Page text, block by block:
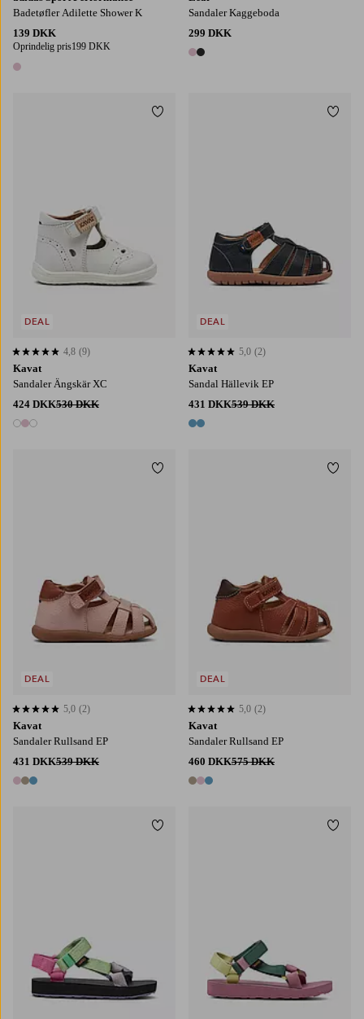
Badetøfler Adilette Shower K
139 DKK
Oprindelig pris199 DKK
1 farve
Sandaler Kaggeboda
299 DKK
2 farver
Kavat
Sandaler Ängskär XC
424 DKK530 DKK
3 farver
4,8 baseret på 9 bedømmelser
4,8 (9)
DEAL
Tilføj til favoritter
Kavat
Sandal Hällevik EP
431 DKK539 DKK
2 farver
5,0 baseret på 2 bedømmelser
5,0 (2)
DEAL
Kavat
Sandaler Rullsand EP
431 DKK539 DKK
3 farver
5,0 baseret på 2 bedømmelser
5,0 (2)
DEAL
Tilføj til favoritter
Kavat
Sandaler Rullsand EP
460 DKK575 DKK
3 farver
5,0 baseret på 2 bedømmelser
5,0 (2)
DEAL
Tilføj til favoritter